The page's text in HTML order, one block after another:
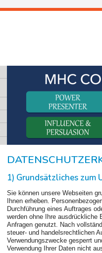
1) Grundsätzliches zum
Sie können unsere Webseiten
Ihnen erheben.
Durchführung eines Auftrages
werden ohne Ihre ausdrückliche
Anfragen genutzt. Nach
steuer- und handelsrechtlichen
Verwendungszwecke gesperrt
Verwendung Ihrer Daten nicht